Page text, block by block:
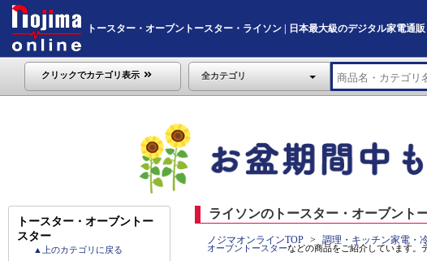
トースター・オーブントースター・ライソン | 日本最大級のデジタル家電通販
クリックでカテゴリ表示 全カテゴリ
トースター・オーブントー
スター
▲上のカテゴリに戻る
ライソンのトースター・オーブント
ノジマオンラインTOP 調理・キッチン家電・
オーブントースターなどの商品をご紹介しています。